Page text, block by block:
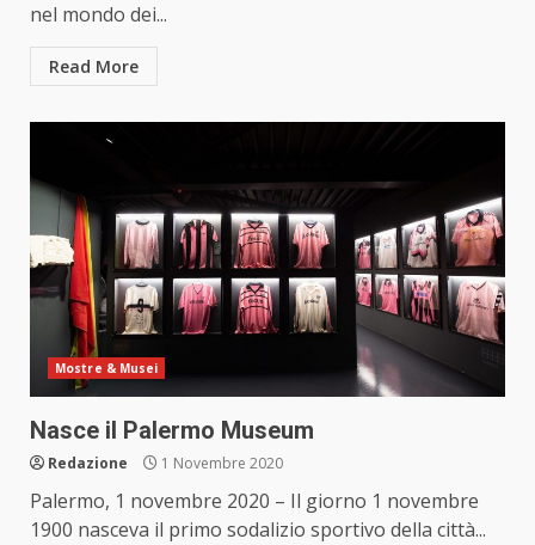
nel mondo dei...
Read More
Mostre & Musei
Nasce il Palermo Museum
Redazione 1 Novembre 2020
Palermo, 1 novembre 2020 – Il giorno 1 novembre
1900 nasceva il primo sodalizio sportivo della città...